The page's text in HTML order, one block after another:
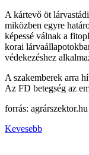
A kártevő öt
miközben egyre
képessé válnak a
korai
védekezéshez
A szakemberek arra
Az FD betegség az
forrás: agrárszektor.hu
Kevesebb